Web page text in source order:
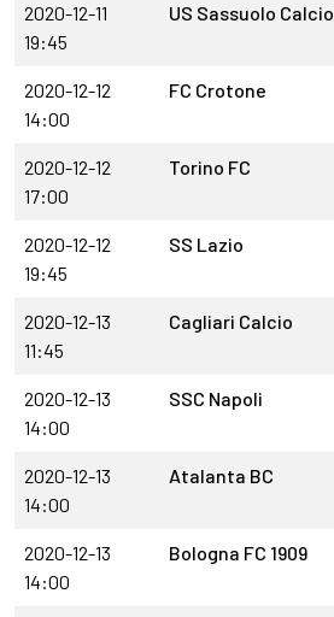
2020-12-11
19:45
US Sassuolo Calcio
2020-12-12
14:00
FC Crotone
2020-12-12
17:00
Torino FC
2020-12-12
19:45
SS Lazio
2020-12-13
11:45
Cagliari Calcio
2020-12-13
14:00
SSC Napoli
2020-12-13
14:00
Atalanta BC
2020-12-13
14:00
Bologna FC 1909